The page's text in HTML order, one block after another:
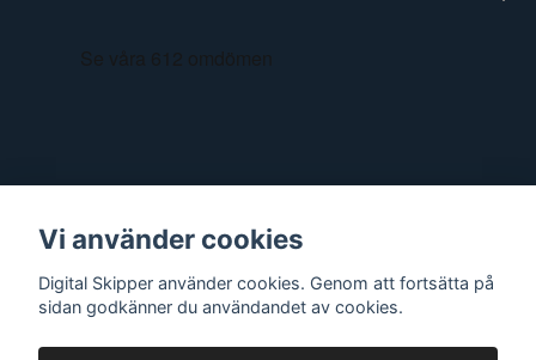
Vi använder cookies
Digital Skipper använder cookies. Genom att fortsätta på
sidan godkänner du användandet av cookies.